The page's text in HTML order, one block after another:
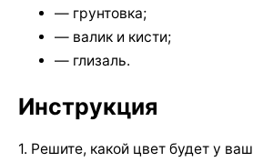
— грунтовка;
— валик и кисти;
— глизаль.
Инструкция
1. Решите, какой цвет будет у